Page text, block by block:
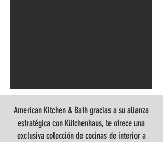
American Kitchen & Bath gracias a su alianza
estratégica con Kütchenhaus, te ofrece una
exclusiva colección de cocinas de interior a